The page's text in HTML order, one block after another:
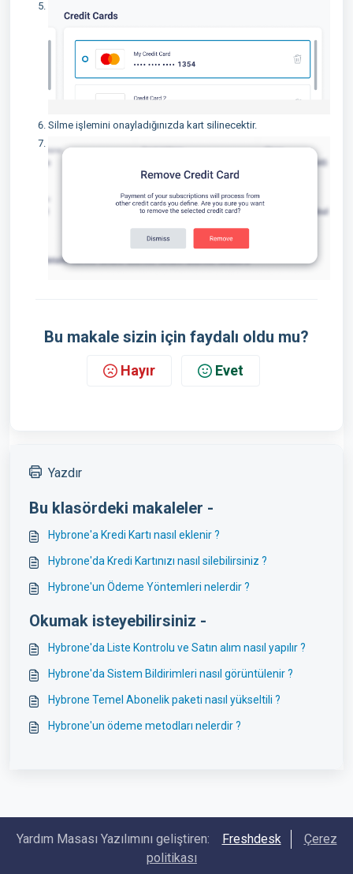
Silme işlemini onayladığınızda kart silinecektir.
Bu makale sizin için faydalı oldu mu?
Hayır Evet
Yazdır
Bu klasördeki makaleler -
Hybrone'a Kredi Kartı nasıl eklenir ?
Hybrone'da Kredi Kartınızı nasıl silebilirsiniz ?
Hybrone'un Ödeme Yöntemleri nelerdir ?
Okumak isteyebilirsiniz -
Hybrone'da Liste Kontrolu ve Satın alım nasıl yapılır ?
Hybrone'da Sistem Bildirimleri nasıl görüntülenir ?
Hybrone Temel Abonelik paketi nasıl yükseltili ?
Hybrone'un ödeme metodları nelerdir ?
Yardım Masası Yazılımını geliştiren: Freshdesk
Çerez
politikası